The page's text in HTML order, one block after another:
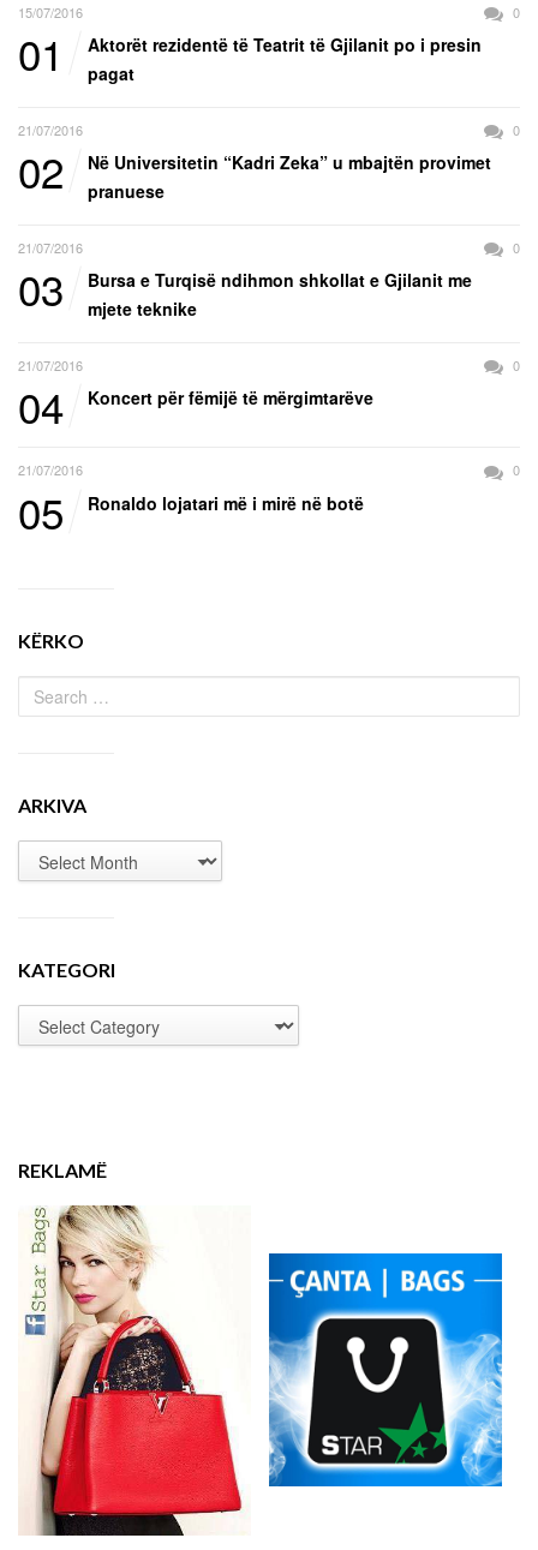
15/07/2016 0
01
Aktorët rezidentë të Teatrit të Gjilanit po i presin
pagat
21/07/2016 0
02
Në Universitetin “Kadri Zeka” u mbajtën provimet
pranuese
21/07/2016 0
03
Bursa e Turqisë ndihmon shkollat e Gjilanit me
mjete teknike
21/07/2016 0
04 Koncert për fëmijë të mërgimtarëve
21/07/2016 0
05 Ronaldo lojatari më i mirë në botë
KËRKO
ARKIVA
KATEGORI
REKLAMË